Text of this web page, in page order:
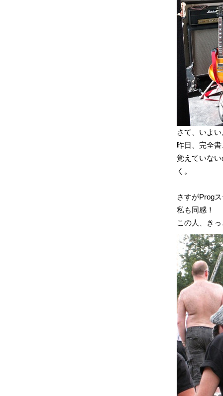
さて、いよ
昨日、完全
覚えていな
く。
さすがProg
私も同感！
この人、き